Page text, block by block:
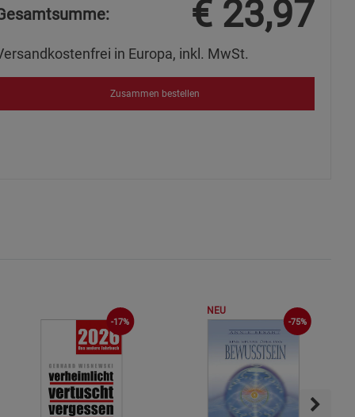
€ 23,97
in Europa, inkl. MwSt.
Zusammen bestellen
-17%
NEU
-75%